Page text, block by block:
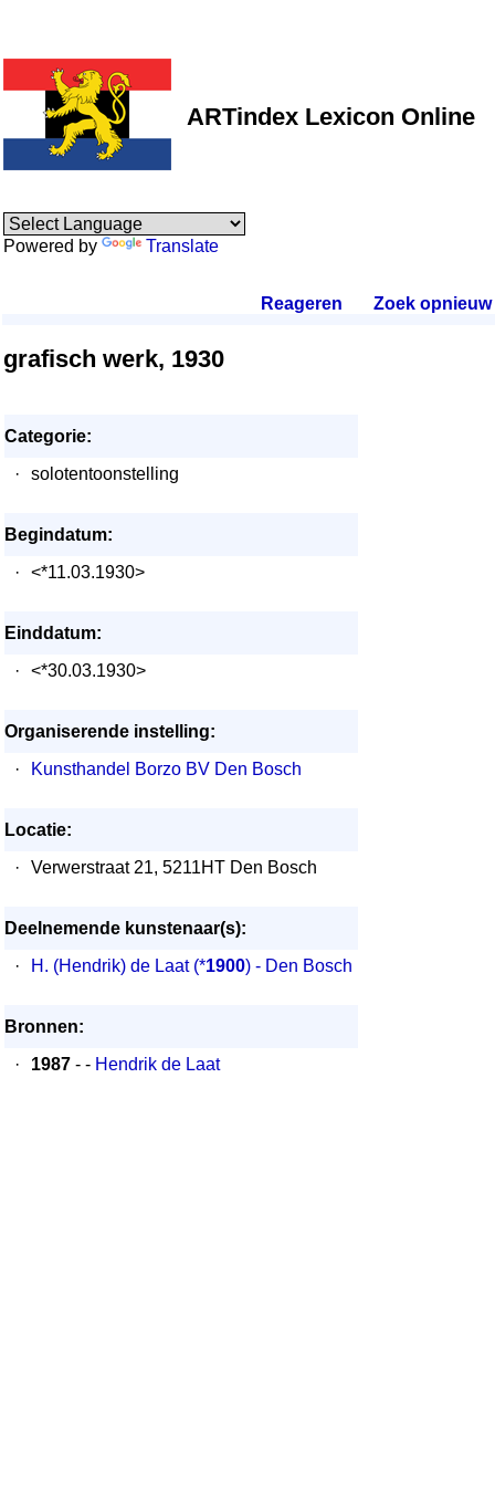
ARTindex Lexicon Online
Powered by Translate
Reageren Zoek opnieuw.
grafisch werk, 1930
Categorie:
·
solotentoonstelling
Begindatum:
·
<*11.03.1930>
Einddatum:
·
<*30.03.1930>
Organiserende instelling:
·
Kunsthandel Borzo BV Den Bosch
Locatie:
·
Verwerstraat 21, 5211HT Den Bosch
Deelnemende kunstenaar(s):
·
H. (Hendrik) de Laat (*1900) - Den Bosch
Bronnen:
·
1987 - - Hendrik de Laat